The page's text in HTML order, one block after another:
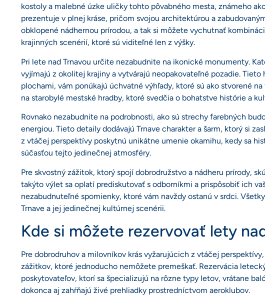
kostoly a malebné úzke uličky tohto pôvabného mesta, známeho
prezentuje v plnej kráse, pričom svojou architektúrou a
obklopené nádhernou prírodou, a tak si môžete vychutnať
krajinných scenérií, ktoré sú viditeľné len z výšky.
Pri lete nad Trnavou určite nezabudnite na ikonické monumenty.
vyjímajú z okolitej krajiny a vytvárajú neopakovateľné pozadie.
plochami, vám ponúkajú úchvatné výhľady, ktoré sú ako stvorené
na starobylé mestské hradby, ktoré svedčia o bohatstve histórie a
Rovnako nezabudnite na podrobnosti, ako sú strechy farebných
energiou. Tieto detaily dodávajú Trnave charakter a šarm, ktorý si
z vtáčej perspektívy poskytnú unikátne umenie okamihu, kedy sa
súčasťou tejto jedinečnej atmosféry.
Pre skvostný zážitok, ktorý spojí dobrodružstvo a nádheru prírody,
takýto výlet sa oplatí prediskutovať s odborníkmi a prispôsobiť ich
nezabudnuteľné spomienky, ktoré vám navždy ostanú v srdci.
Trnave a jej jedinečnej kultúrnej scenérii.
Kde si môžete rezervovať lety
Pre dobrodruhov a milovníkov krás vyžarujúcich z vtáčej
zážitkov, ktoré jednoducho nemôžete premeškať. Rezervácia
poskytovateľov, ktorí sa špecializujú na rôzne typy letov, vrátane
dokonca aj zahŕňajú živé prehliadky prostredníctvom aeroklubov.